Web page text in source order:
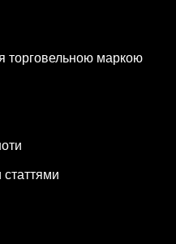
торговельною маркою